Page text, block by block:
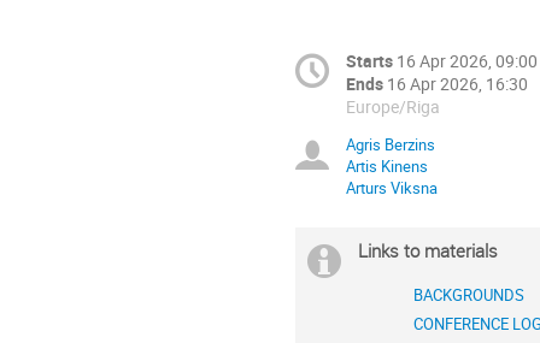
Starts 16 Apr 2026, 09:00
Ends 16 Apr 2026, 16:30
Europe/Riga
Agris Berzins
Artis Kinens
Arturs Viksna
Links to materials
BACKGROUNDS
CONFERENCE